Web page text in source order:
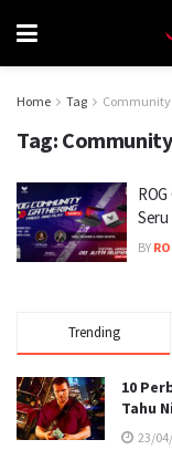
Home Tag
Tag:
Seru
BY
Trending
10
Tahu
23/